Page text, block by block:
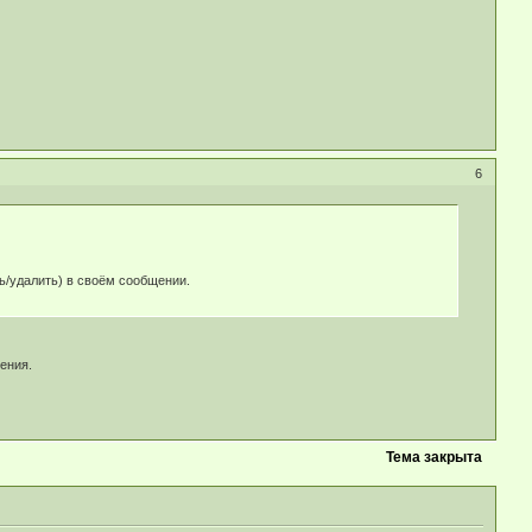
6
удалить) в своём сообщении.
Тема закрыта